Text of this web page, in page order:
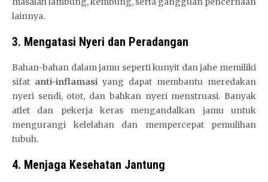
lainnya.
3. Mengatasi Nyeri dan Peradangan
Bahan-bahan dalam jamu seperti kunyit dan jahe memiliki
sifat anti-inflamasi yang dapat membantu meredakan
nyeri sendi, otot, dan bahkan nyeri menstruasi. Banyak
atlet dan pekerja keras mengandalkan jamu untuk
mengurangi kelelahan dan mempercepat pemulihan
tubuh.
4. Menjaga Kesehatan Jantung